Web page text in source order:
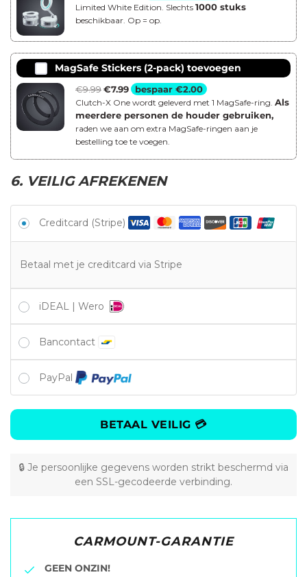
prijs
was:
prijs
is:
Limited White Edition. Slechts 1000 stuks
beschikbaar. Op = op.
MagSafe Stickers (2-pack) toevoegen
€9.99Oorspronkelijke
prijs
was:
€9.99.
€7.99Huidige
prijs
is:
€7.99.
bespaar €2.00
Clutch-X One wordt geleverd met 1 MagSafe-ring. Als
meerdere personen de houder gebruiken,
raden we aan om extra MagSafe-ringen aan je
bestelling toe te voegen.
6. VEILIG AFREKENEN
Creditcard (Stripe)
Betaal met je creditcard via Stripe
iDEAL | Wero
Bancontact
PayPal
BETAAL VEILIG 💳
🔒 Je persoonlijke gegevens worden strikt beschermd via
een SSL-gecodeerde verbinding.
CARMOUNT-GARANTIE
GEEN ONZIN!